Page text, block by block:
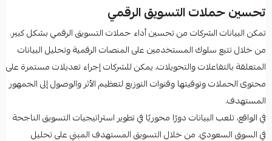
تحسين حملات التسويق الرقمي
تمكن البيانات الشركات من تحسين أداء حملات التسويق الرقمي بشكل كبير.
من خلال تتبع سلوك المستخدمين على المنصات الرقمية وتحليل البيانات
المتعلقة بالتفاعلات والتحويلات، يمكن للشركات إجراء تعديلات مستمرة على
محتوى الحملات وتوقيتها وقنوات التوزيع لتعظيم الأثر والوصول إلى الجمهور
المستهدف.
في الواقع، تلعب البيانات دورًا محوريًا في تطوير استراتيجيات التسويق الناجحة
في السوق السعودي. من خلال التسويق المستهدف المبني على تحليل